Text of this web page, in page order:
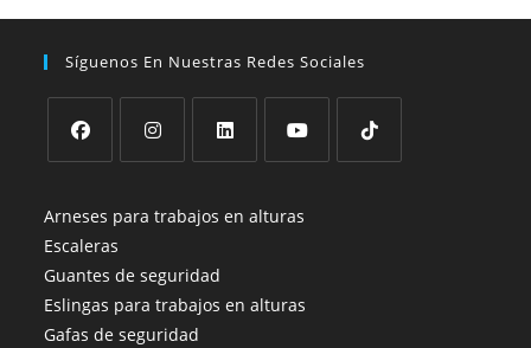
Síguenos En Nuestras Redes Sociales
abre
en
una
nueva
pestaña
abre
una
nueva
pestaña
abre
una
nueva
pestaña
abre
nueva
Arneses para trabajos en alturas
Escaleras
Guantes de seguridad
Eslingas para trabajos en alturas
Gafas de seguridad